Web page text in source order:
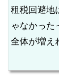
租税回避地
ゃなかった
全体が増え